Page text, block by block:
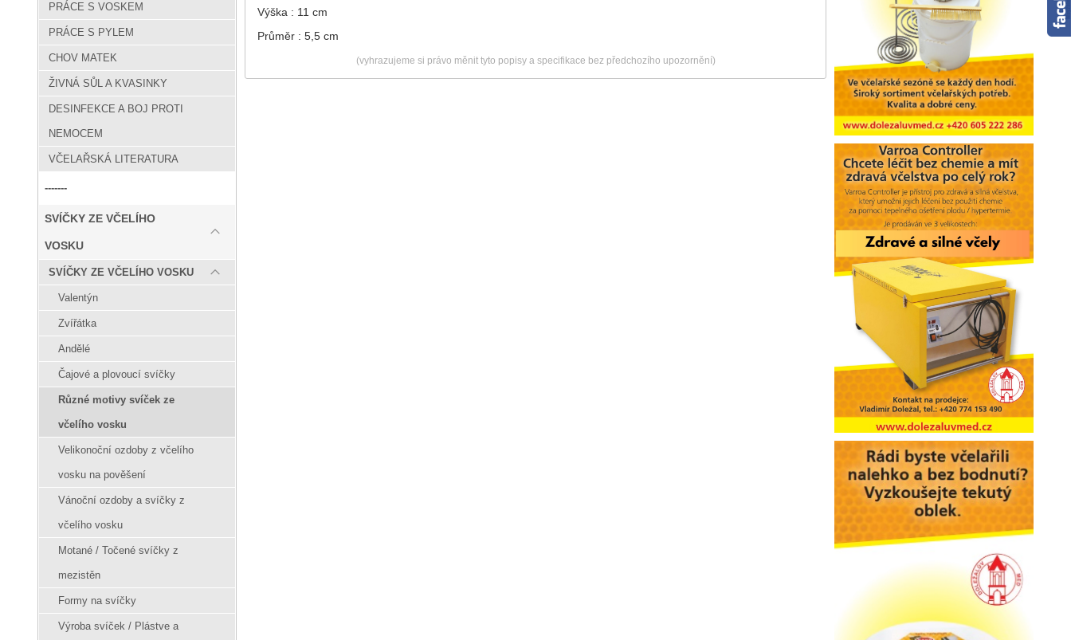
PRÁCE S VOSKEM
PRÁCE S PYLEM
CHOV MATEK
ŽIVNÁ SŮL A KVASINKY
DESINFEKCE A BOJ PROTI
NEMOCEM
VČELAŘSKÁ LITERATURA
-------
SVÍČKY ZE VČELÍHO
VOSKU
SVÍČKY ZE VČELÍHO VOSKU
Valentýn
Zvířátka
Andělé
Čajové a plovoucí svíčky
Různé motivy svíček ze
včelího vosku
Velikonoční ozdoby z včelího
vosku na pověšení
Vánoční ozdoby a svíčky z
včelího vosku
Motané / Točené svíčky z
mezistěn
Formy na svíčky
Výroba svíček / Plástve a
Výška : 11 cm
Průměr : 5,5 cm
(vyhrazujeme si právo měnit tyto popisy a specifikace bez předchozího upozornění)